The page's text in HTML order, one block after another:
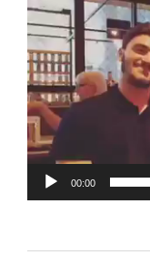
Lecteur
vidéo
00:00